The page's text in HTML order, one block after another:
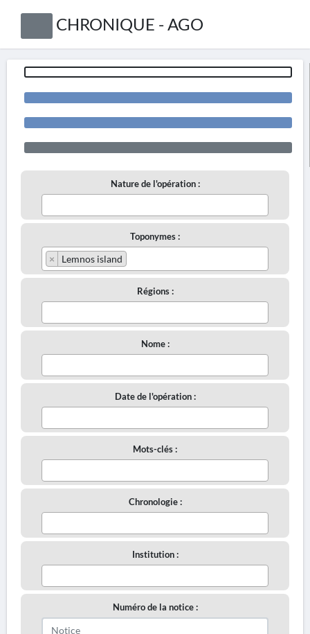
CHRONIQUE - AGO
Nature de l'opération :
Toponymes :
× Lemnos island
Régions :
Nome :
Date de l'opération :
Mots-clés :
Chronologie :
Institution :
Numéro de la notice :